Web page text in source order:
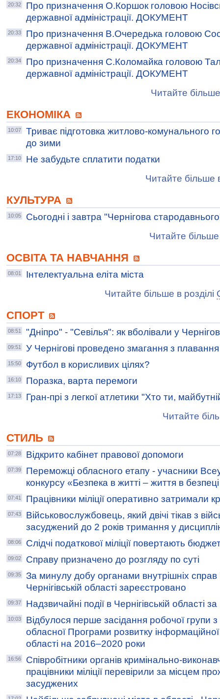
20:32
Про призначення О.Коршок головою
державної адміністрації. ДОКУМЕНТ
20:33
Про призначення В.Очередька головою
державної адміністрації. ДОКУМЕНТ
20:34
Про призначення С.Коломайка головою
державної адміністрації. ДОКУМЕНТ
Читайте
ЕКОНОМІКА
10:07
Триває підготовка житлово-комунального
до зими
17:10
Не забудьте сплатити податки
Читайте більше
КУЛЬТУРА
10:05
Сьогодні і завтра "Чернігова
Читайте більше
ОСВІТА ТА НАВЧАННЯ
08:01
Інтелектуальна еліта міста
Читайте більше в розділі
СПОРТ
08:51 "Дніпро" - "Севілья": як вболівали у
09:51 У Чернігові проведено змагання з плавання
15:50 Футбол в корисливих цілях?
16:10 Поразка, варта перемоги
17:13
Гран-прі з легкої атлетики "Хто ти,
Читайте
СТИЛЬ
07:28 Відкрито кабінет правової допомоги
07:39
Переможці обласного етапу - учасники
конкурсу «Безпека в житті – життя в безпеці
07:41 Працівники міліції оперативно затримали
07:43
Військовослужбовець, який двічі тікав з
засуджений до 2 років тримання у
08:06 Слідчі податкової міліції повертають
09:02 Справу призначено до розгляду по суті
09:35
За минулу добу органами внутрішніх
Чернігівській області зареєстровано
09:37 Надзвичайні події в Чернігівській області
10:03
Відбулося перше засідання робочої групи
обласної Програми розвитку
області на 2016–2020 роки
16:56
Співробітники органів кримінально-
працівники міліції перевірили за місцем
засуджених